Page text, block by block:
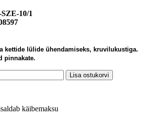
10/1
kettide lülide ühendamiseks, kruvilukustiga.
pinnakate.
Lisa ostukorvi
käibemaksu